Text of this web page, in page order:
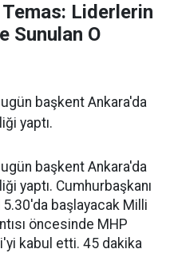
Liderlerin
Sunulan O
başkent Ankara'da
yaptı.
başkent Ankara'da
yaptı. Cumhurbaşkanı
başlayacak Milli
öncesinde MHP
kabul etti. 45 dakika